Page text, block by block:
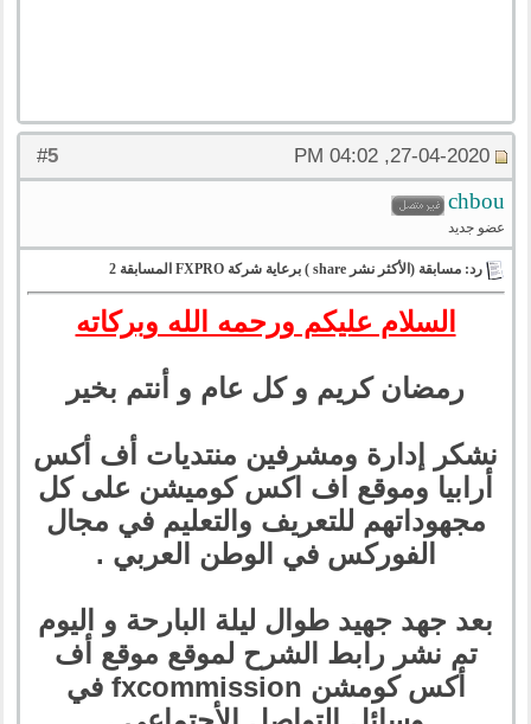
#
5 27-04-2020, 04:02 PM
chbou
عضو جديد
رد: مسابقة (الأكثر نشر share ) برعاية شركة FXPRO المسابقة 2
السلام عليكم ورحمه الله وبركاته
رمضان كريم و كل عام و أنتم بخير
نشكر إدارة ومشرفين منتديات أف أكس
أرابيا وموقع اف اكس كوميشن على كل
مجهوداتهم للتعريف والتعليم في مجال
الفوركس في الوطن العربي .
بعد جهد جهيد طوال ليلة البارحة و اليوم
تم نشر رابط الشرح لموقع موقع أف
أكس كومشن fxcommission في